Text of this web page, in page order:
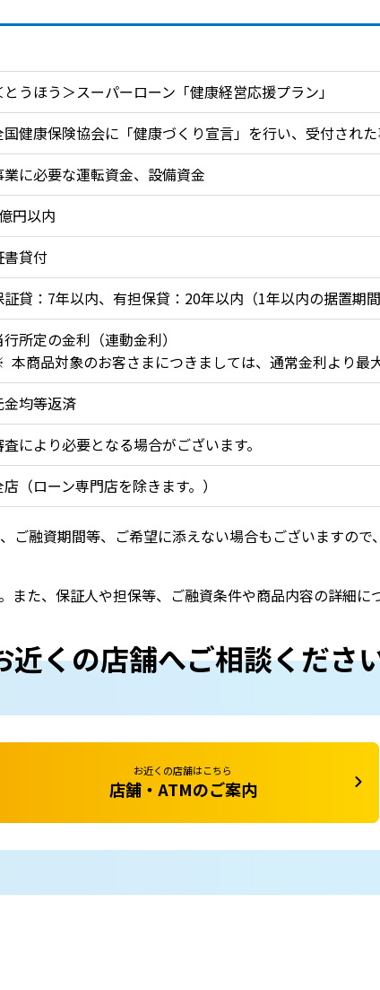
とうほう＞スーパーローン「健康経営応援プラン」
国健康保険協会に「健康づくり宣言」を行い、受付され
業に必要な運転資金、設備資金
円以内
書貸付
証貸：7年以内、有担保貸：20年以内（1年以内の据置期間
行所定の金利（連動金利）
本商品対象のお客さまにつきましては、通常金利より最
金均等返済
査により必要となる場合がございます。
（ローン専門店を除きます。）
融資期間等、ご希望に添えない場合もございますので
た、保証人や担保等、ご融資条件や商品内容の詳細に
近くの店舗へご相談くださ
お近くの店舗はこちら
店舗・ATMのご案内